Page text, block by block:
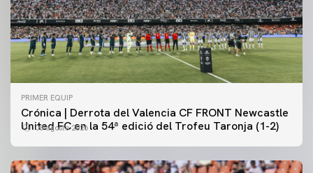
PRIMER EQUIP
Crónica | Derrota del Valencia CF FRONT Newcastle
United FC en la 54ª edició del Trofeu Taronja (1-2)
08 agosto 2026